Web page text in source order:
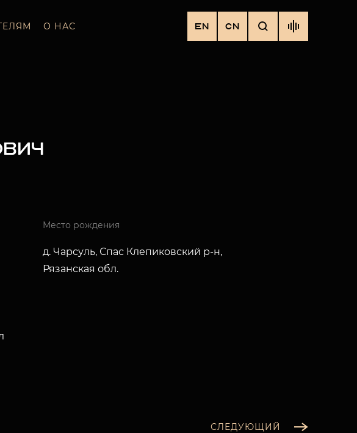
О НАС EN CN
Место рождения
д. Чарсуль, Спас Клепиковский р-н,
Рязанская обл.
СЛЕДУЮЩИЙ